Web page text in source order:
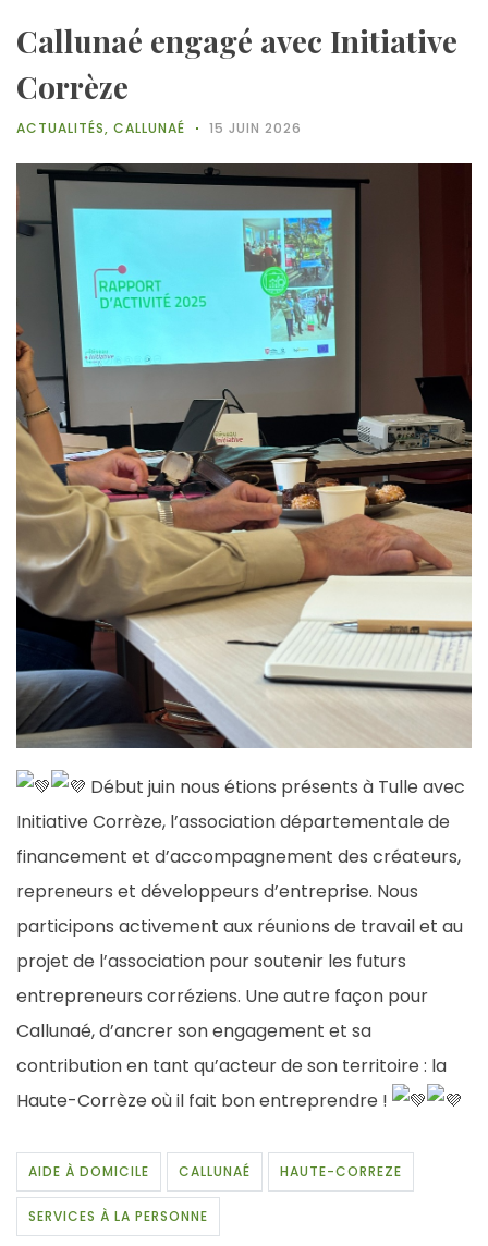
Callunaé engagé avec Initiative
Corrèze
ACTUALITÉS, CALLUNAÉ 15 JUIN 2026
Début juin nous étions présents à Tulle avec
Initiative Corrèze, l’association départementale de
financement et d’accompagnement des créateurs,
repreneurs et développeurs d’entreprise. Nous
participons activement aux réunions de travail et au
projet de l’association pour soutenir les futurs
entrepreneurs corréziens. Une autre façon pour
Callunaé, d’ancrer son engagement et sa
contribution en tant qu’acteur de son territoire : la
Haute-Corrèze où il fait bon entreprendre !
AIDE À DOMICILE CALLUNAÉ HAUTE-CORREZE
SERVICES À LA PERSONNE